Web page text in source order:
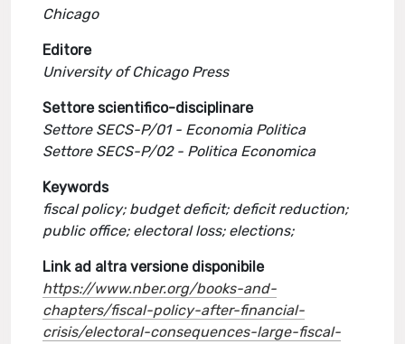
Chicago
Editore
University of Chicago Press
Settore scientifico-disciplinare
Settore SECS-P/01 - Economia Politica
Settore SECS-P/02 - Politica Economica
Keywords
fiscal policy; budget deficit; deficit reduction;
public office; electoral loss; elections;
Link ad altra versione disponibile
https://www.nber.org/books-and-
chapters/fiscal-policy-after-financial-
crisis/electoral-consequences-large-fiscal-